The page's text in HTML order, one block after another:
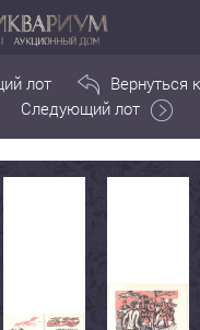
лот
Вернуться
Следующий лот